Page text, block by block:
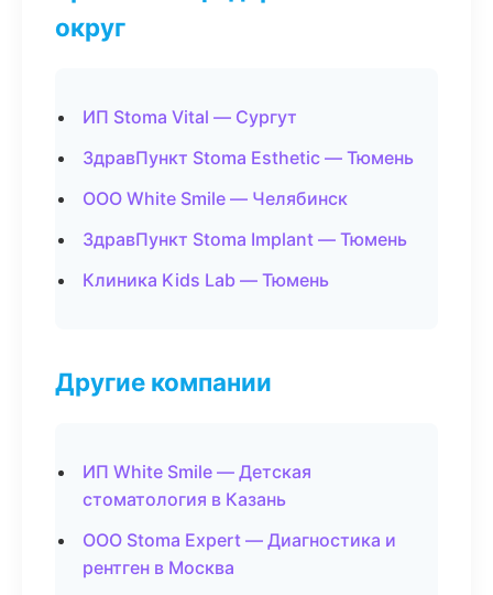
округ
ИП Stoma Vital — Сургут
ЗдравПункт Stoma Esthetic — Тюмень
ООО White Smile — Челябинск
ЗдравПункт Stoma Implant — Тюмень
Клиника Kids Lab — Тюмень
Другие компании
ИП White Smile — Детская
стоматология в Казань
ООО Stoma Expert — Диагностика и
рентген в Москва